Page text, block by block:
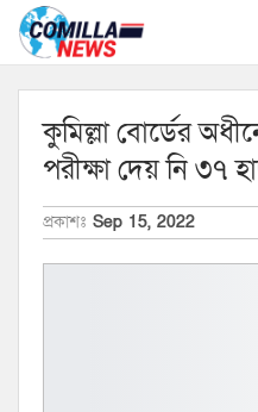
কুমিল্লা বোর্ডের
পরীক্ষা দেয় নি ৩৭
প্রকাশঃ Sep 15, 2022